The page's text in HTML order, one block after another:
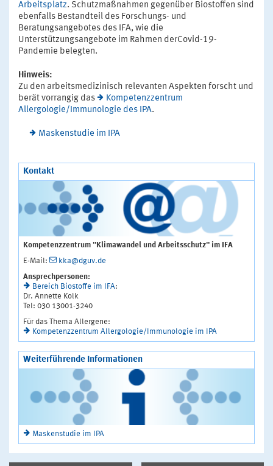
Arbeitsplatz. Schutzmaßnahmen gegenüber Biostoffen sind
ebenfalls Bestandteil des Forschungs- und
Beratungsangebotes des IFA, wie die
Unterstützungsangebote im Rahmen derCovid-19-
Pandemie belegten.
Hinweis:
Zu den arbeitsmedizinisch relevanten Aspekten forscht und
berät vorrangig das
Kompetenzzentrum
Allergologie/Immunologie des IPA.
Maskenstudie im IPA
Kontakt
Kompetenzzentrum "Klimawandel und Arbeitsschutz" im IFA
E-Mail:
kka@dguv.de
Ansprechpersonen:
Bereich Biostoffe im IFA:
Dr. Annette Kolk
Tel: 030 13001-3240
Für das Thema Allergene:
Kompetenzzentrum Allergologie/Immunologie im IPA
Weiterführende Informationen
Maskenstudie im IPA